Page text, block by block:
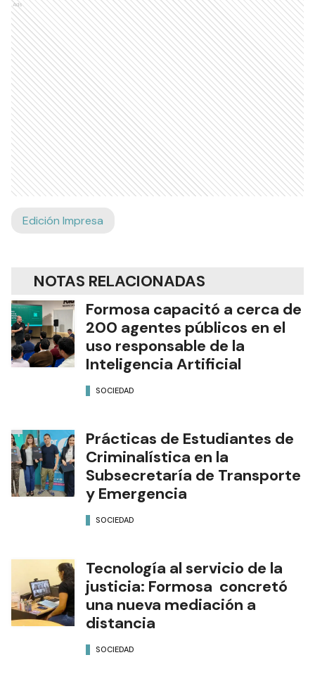
Ads
Edición Impresa
NOTAS RELACIONADAS
Formosa capacitó a cerca de
200 agentes públicos en el
uso responsable de la
Inteligencia Artificial
SOCIEDAD
Prácticas de Estudiantes de
Criminalística en la
Subsecretaría de Transporte
y Emergencia
SOCIEDAD
Tecnología al servicio de la
justicia: Formosa concretó
una nueva mediación a
distancia
SOCIEDAD